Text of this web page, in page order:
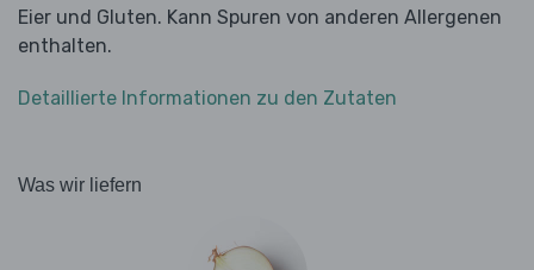
Eier und Gluten. Kann Spuren von anderen Allergenen
enthalten.
Detaillierte Informationen zu den Zutaten
Was wir liefern